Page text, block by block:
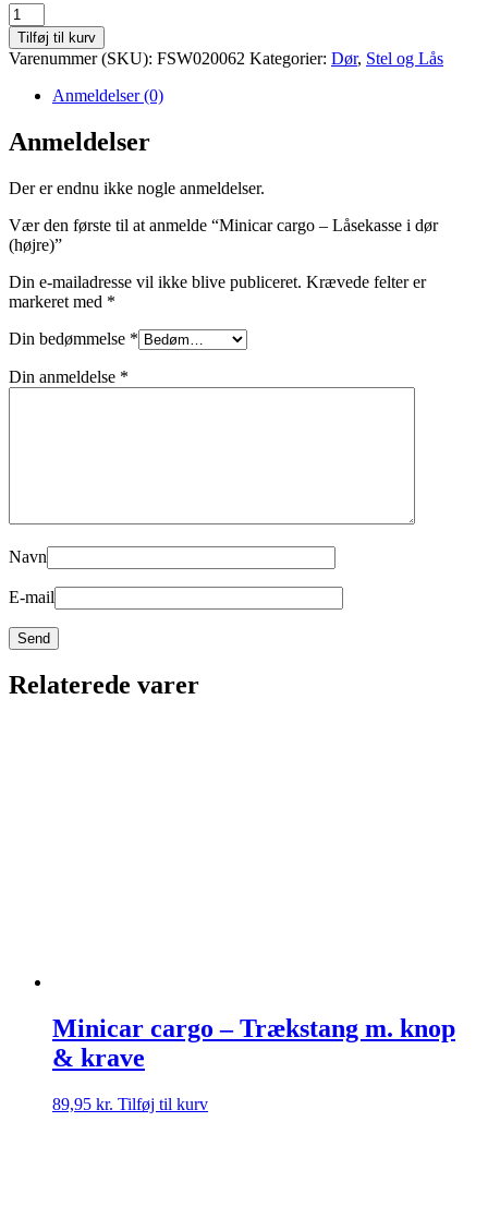
Minicar
cargo
-
Låsekasse
(højre)
antal
Tilføj til kurv
Varenummer (SKU): FSW020062 Kategorier: Dør, Stel og Lås
Anmeldelser (0)
Anmeldelser
Der er endnu ikke nogle anmeldelser.
Vær den første til at anmelde “Minicar cargo – Låsekasse i dør
(højre)”
Din e-mailadresse vil ikke blive publiceret. Krævede felter er
markeret med *
Din bedømmelse *
Din anmeldelse *
Navn
E-mail
Relaterede varer
Minicar cargo – Trækstang m. knop
& krave
89,95 kr. Tilføj til kurv